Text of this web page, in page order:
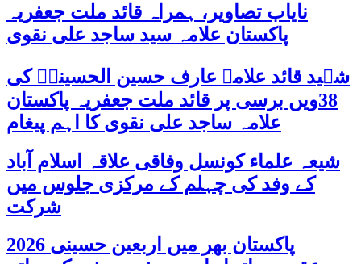
نایاب تصاویر، ہمراہ قائد ملت جعفریہ
پاکستان علامہ سید ساجد علی نقوی
شہید قائد علامہ عارف حسین الحسینیؒ کی
38ویں برسی پر قائد ملت جعفریہ پاکستان
علامہ ساجد علی نقوی کا اہم پیغام
شیعہ علماء کونسل وفاقی علاقہ اسلام آباد
کے وفد کی چہلم کے مرکزی جلوس میں
شرکت
پاکستان بھر میں اربعین حسینی 2026